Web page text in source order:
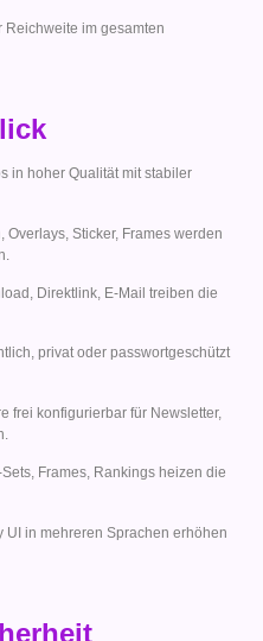
Reichweite im gesamten
in hoher Qualität mit stabiler
Sticker, Frames werden
Direktlink, E-Mail treiben die
privat oder passwortgeschützt
frei konfigurierbar für Newsletter,
Frames, Rankings heizen die
UI in mehreren Sprachen erhöhen